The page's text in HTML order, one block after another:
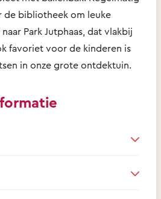
de bibliotheek om leuke
Park Jutphaas, dat vlakbij
favoriet voor de kinderen is
in onze grote ontdektuin.